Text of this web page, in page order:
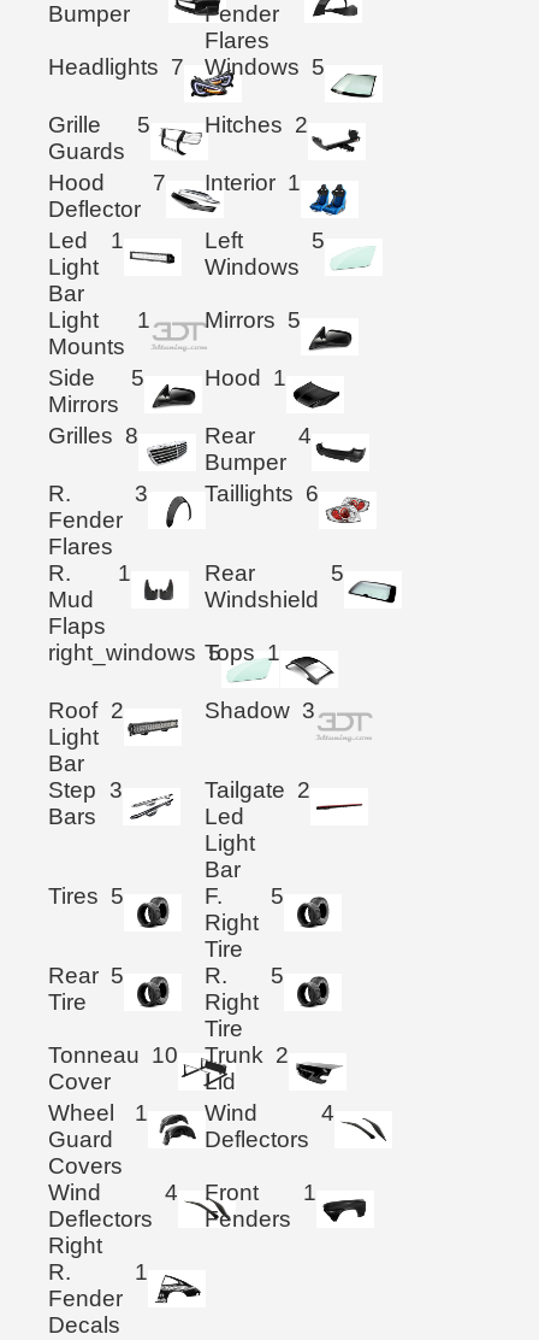
Bumper
Fender
Flares
Headlights 7 Windows 5
Grille
Guards
5 Hitches 2
Hood
Deflector
7 Interior 1
Led
Light
Bar
1
Left
Windows
5
Light
Mounts
1 Mirrors 5
Side
Mirrors
5 Hood 1
Grilles 8
Rear
Bumper
4
R.
Fender
Flares
3 Taillights 6
R.
Mud
Flaps
1
Rear
Windshield
5
right_windows 5
Tops 1
Roof
Light
Bar
2 Shadow 3
Step
Bars
3
Tailgate
Led
Light
Bar
2
Tires 5
F.
Right
Tire
5
Rear
Tire
5
R.
Right
Tire
5
Tonneau
Cover
10
Trunk
Lid
2
Wheel
Guard
Covers
1
Wind
Deflectors
4
Wind
Deflectors
Right
4
Front
Fenders
1
R.
Fender
Decals
1